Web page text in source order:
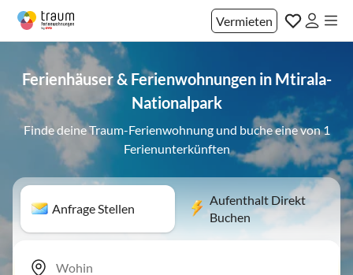
Vermieten
Ferienhäuser & Ferienwohnungen in Mtirala-
Nationalpark
Finde deine Traum-Ferienwohnung und buche eine von 1
Ferienunterkünften
Anfrage Stellen
Aufenthalt Direkt
Buchen